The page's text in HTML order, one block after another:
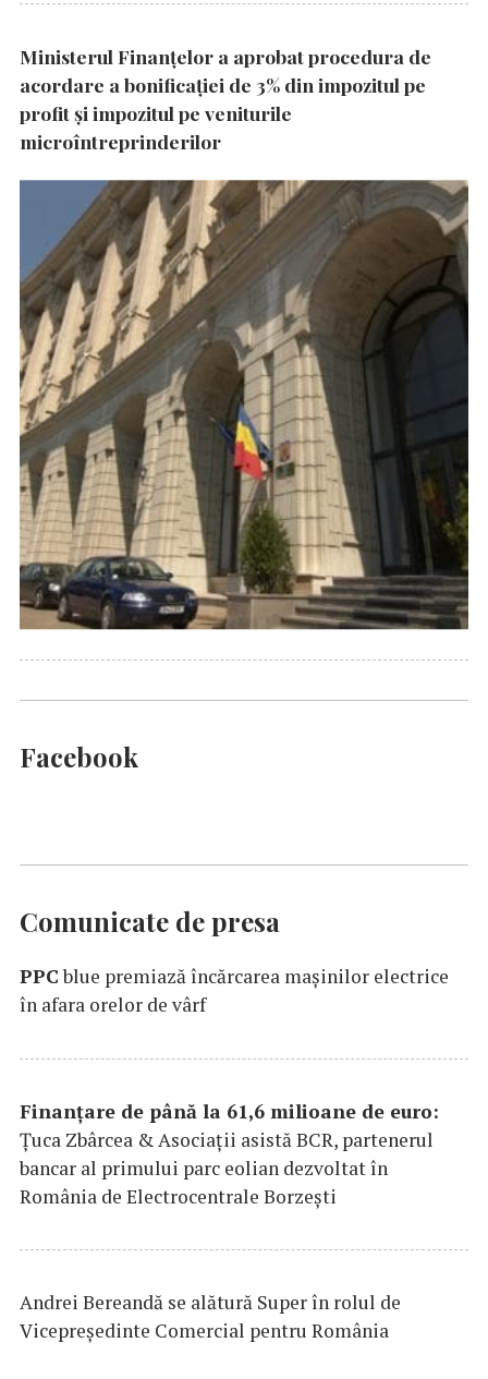
Ministerul Finanțelor a aprobat procedura de
acordare a bonificației de 3% din impozitul pe
profit și impozitul pe veniturile
microîntreprinderilor
Facebook
Comunicate de presa
PPCblue premiază încărcarea maşinilor electrice
în afara orelor de vârf
Finanțare de până la 61,6 milioane de euro:
Țuca Zbârcea & Asociații asistă BCR, partenerul
bancar al primului parc eolian dezvoltat în
România de Electrocentrale Borzești
Andrei Bereandă se alătură Super în rolul de
Vicepreședinte Comercial pentru România